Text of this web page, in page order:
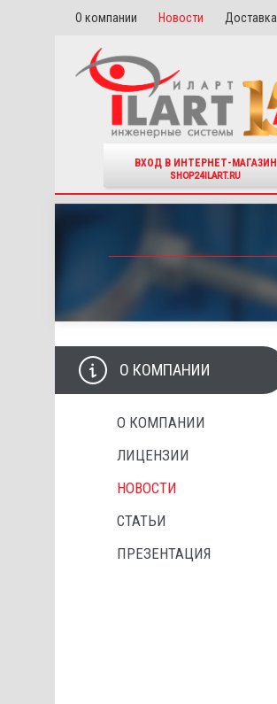
О компании Новости Доставка
ВХОД В ИНТЕРНЕТ-МАГАЗИН
SHOP24ILART.RU
О КОМПАНИИ
О КОМПАНИИ
ЛИЦЕНЗИИ
НОВОСТИ
СТАТЬИ
ПРЕЗЕНТАЦИЯ